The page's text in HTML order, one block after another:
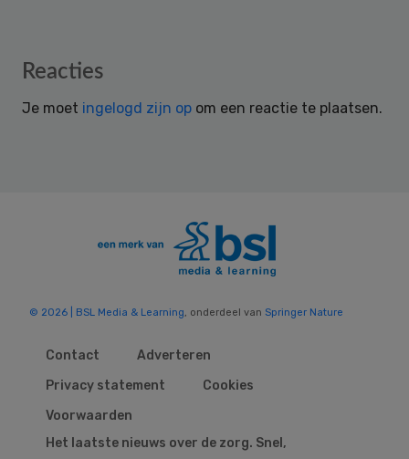
Reader
Reacties
Je moet ingelogd zijn op om een reactie te plaatsen.
© 2026 | BSL Media & Learning, onderdeel van Springer Nature
Contact
Adverteren
Privacy statement
Cookies
Voorwaarden
Het laatste nieuws over de zorg. Snel,